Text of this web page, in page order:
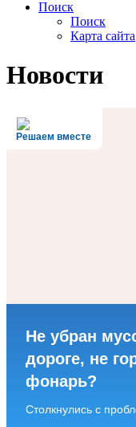
Поиск
Поиск
Карта сайта
Новости
Решаем вместе
Не убран
дороге, не
фонарь?
Столкнулись с